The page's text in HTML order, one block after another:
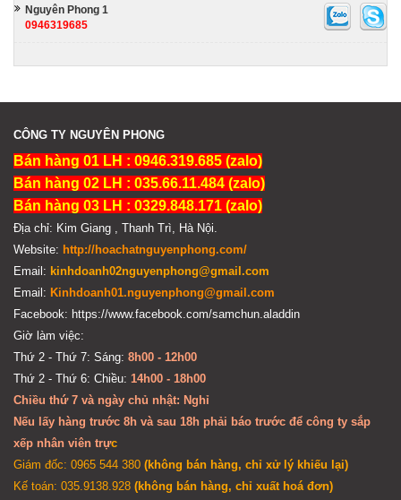
Nguyên Phong 1
0946319685
CÔNG TY NGUYÊN PHONG
Bán hàng 01 LH : 0946.319.685 (zalo)
Bán hàng 02 LH : 035.66.11.484 (zalo)
Bán hàng 03 LH : 0329.848.171 (zalo)
Địa chỉ: Kim Giang , Thanh Trì, Hà Nội.
Website: http://hoachatnguyenphong.com/
Email: kinhdoanh02nguyenphong@gmail.com
Email: Kinhdoanh01.nguyenphong@gmail.com
Facebook: https://www.facebook.com/samchun.aladdin
Giờ làm việc:
Thứ 2 - Thứ 7: Sáng: 8h00 - 12h00
Thứ 2 - Thứ 6: Chiều: 14h00 - 18h00
Chiều thứ 7 và ngày chủ nhật: Nghỉ
Nếu lấy hàng trước 8h và sau 18h phải báo trước để công ty sắp
xếp nhân viên trực
Giám đốc: 0965 544 380 (không bán hàng, chỉ xử lý khiếu lại)
Kế toán: 035.9138.928 (không bán hàng, chỉ xuất hoá đơn)